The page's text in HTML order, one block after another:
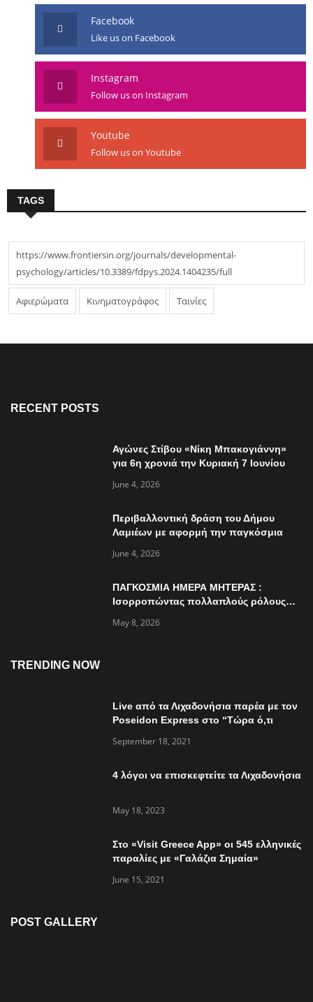
Facebook
Like us on Facebook
Instagram
Follow us on Instagram
Youtube
Follow us on Youtube
TAGS
https://www.frontiersin.org/journals/developmental-
psychology/articles/10.3389/fdpys.2024.1404235/full
Αφιερώματα Κινηματογράφος Ταινίες
RECENT POSTS
Αγώνες Στίβου «Νίκη Μπακογιάννη»
για 6η χρονιά την Κυριακή 7 Ιουνίου
June 4, 2026
Περιβαλλοντική δράση του Δήμου
Λαμιέων με αφορμή την παγκόσμια
June 4, 2026
ΠΑΓΚΟΣΜΙΑ ΗΜΕΡΑ ΜΗΤΕΡΑΣ :
Ισορροπώντας πολλαπλούς ρόλους…
May 8, 2026
TRENDING NOW
Live από τα Λιχαδονήσια παρέα με τον
Poseidon Express στο “Τώρα ό,τι
September 18, 2021
4 λόγοι να επισκεφτείτε τα Λιχαδονήσια
May 18, 2023
Στο «Visit Greece App» οι 545 ελληνικές
παραλίες με «Γαλάζια Σημαία»
June 15, 2021
POST GALLERY